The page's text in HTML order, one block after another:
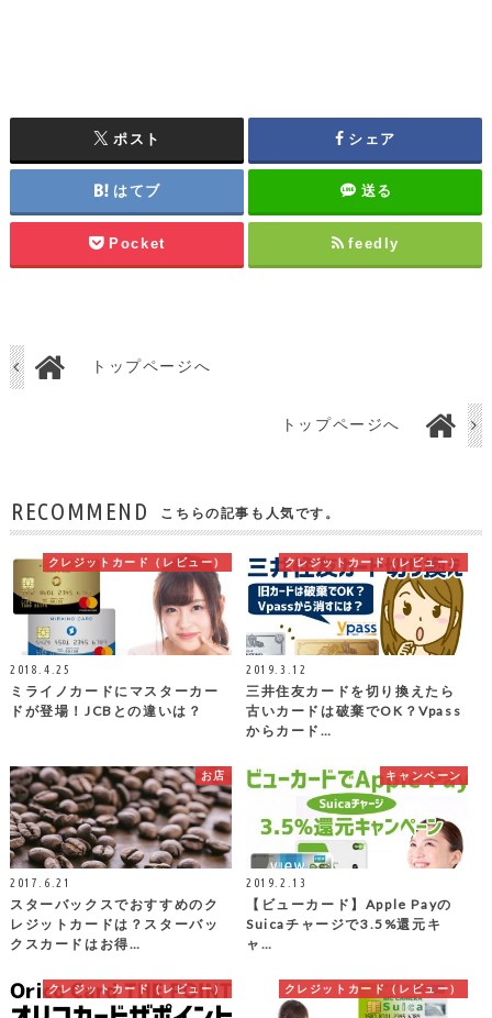
ポスト シェア
はてブ 送る
Pocket feedly
トップページへ
トップページへ
RECOMMEND こちらの記事も人気です。
クレジットカード（レビュー）
2018.4.25
ミライノカードにマスターカー
ドが登場！JCBとの違いは？
クレジットカード（レビュー）
2019.3.12
三井住友カードを切り換えたら
古いカードは破棄でOK？Vpass
からカード…
お店
2017.6.21
スターバックスでおすすめのク
レジットカードは？スターバッ
クスカードはお得…
キャンペーン
2019.2.13
【ビューカード】Apple Payの
Suicaチャージで3.5%還元キ
ャ…
クレジットカード（レビュー） クレジットカード（レビュー）